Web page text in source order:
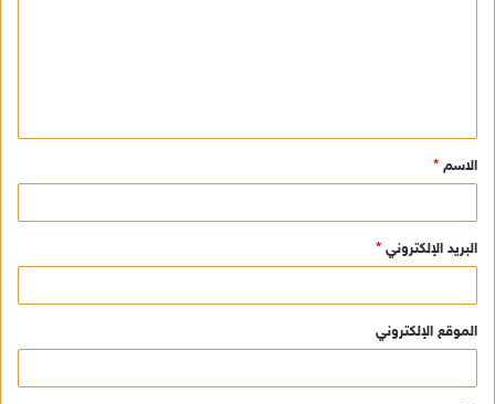
ق
*
الاسم *
البريد الإلكتروني *
الموقع الإلكتروني